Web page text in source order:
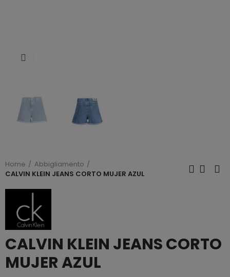
Home
Abbigliamento
CALVIN KLEIN JEANS CORTO MUJER AZUL
CALVIN KLEIN JEANS CORTO
MUJER AZUL